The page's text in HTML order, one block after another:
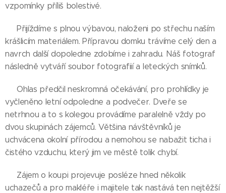
vzpomínky příliš bolestivé.
Přijíždíme s plnou výbavou, naloženi po střechu naším
krášlicím materiálem. Přípravou domku trávíme celý den a
navrch další dopoledne zdobíme i zahradu. Náš fotograf
následně vytváří soubor fotografiií a leteckých snímků.
Ohlas předčil neskromná očekávání, pro prohlídky je
vyčleněno letní odpoledne a podvečer. Dveře se
netrhnou a to s kolegou provádíme paralelně vždy po
dvou skupinách zájemců. Většina návštěvníků je
uchvácena okolní přírodou a nemohou se nabažit ticha i
čistého vzduchu, který jim ve městě tolik chybí.
Zájem o koupi projevuje posléze hned několik
uchazečů a pro makléře i majitele tak nastává ten nejtěžší